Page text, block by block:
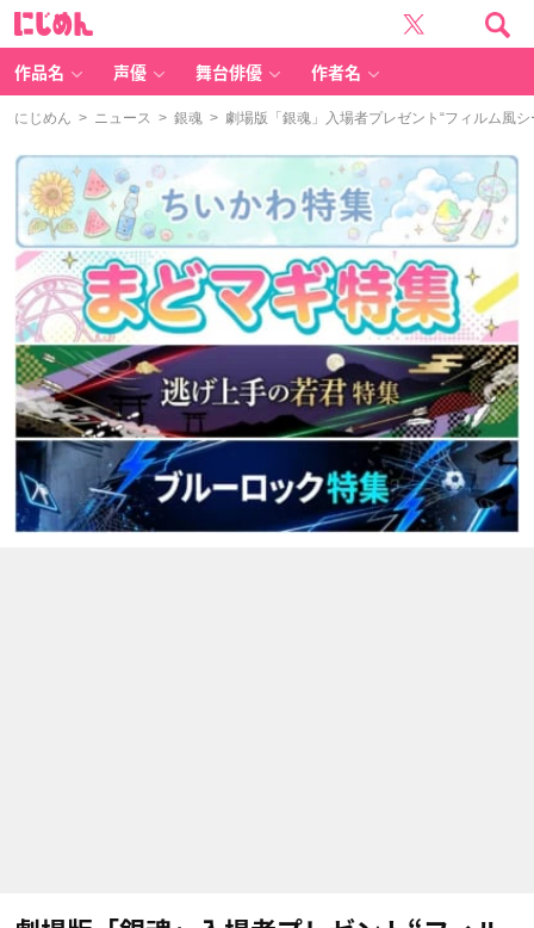
作品名 声優 舞台俳優 作者名
にじめん > ニュース > 銀魂 > 劇場版「銀魂」入場者プレゼント“フィルム風